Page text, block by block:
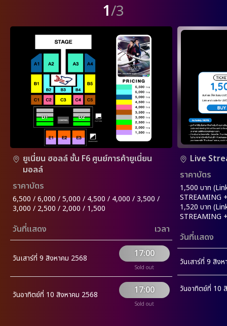
1/3
ยูเนี่ยน ฮอลล์ ชั้น F6 ศูนย์การค้ายูเนี่ยน
มอลล์
ราคาบัตร
6,500 / 6,000 / 5,000 / 4,500 / 4,000 / 3,500 /
3,000 / 2,500 / 2,000 / 1,500
วันที่แสดง เวลา
วันเสาร์ที่ 9 สิงหาคม 2568 17:00
Sold out
วันอาทิตย์ที่ 10 สิงหาคม 2568 17:00
Sold out
Live
ราคาบัตร
1,500 บาท
STREAMING
1,520 บาท
STREAMING
วันที่แสดง
วันเสาร์ที่ 9 สิง
วันอาทิตย์ที่ 10